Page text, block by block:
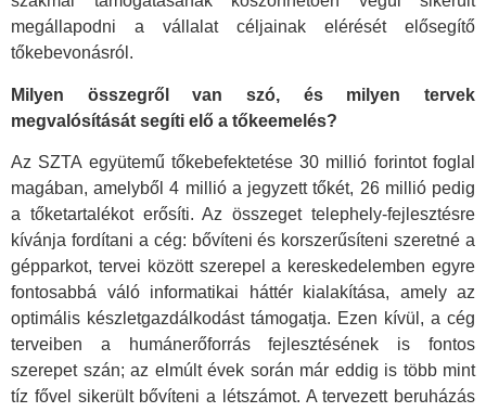
megállapodni a vállalat céljainak elérését elősegítő
tőkebevonásról.
Milyen összegről van szó, és milyen tervek
megvalósítását segíti elő a tőkeemelés?
Az SZTA együtemű tőkebefektetése 30 millió forintot foglal
magában, amelyből 4 millió a jegyzett tőkét, 26 millió pedig
a tőketartalékot erősíti. Az összeget telephely-fejlesztésre
kívánja fordítani a cég: bővíteni és korszerűsíteni szeretné a
gépparkot, tervei között szerepel a kereskedelemben egyre
fontosabbá váló informatikai háttér kialakítása, amely az
optimális készletgazdálkodást támogatja. Ezen kívül, a cég
terveiben a humánerőforrás fejlesztésének is fontos
szerepet szán; az elmúlt évek során már eddig is több mint
tíz fővel sikerült bővíteni a létszámot. A tervezett beruházás